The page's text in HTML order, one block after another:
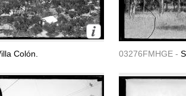
Colón. 03276FMHGE -